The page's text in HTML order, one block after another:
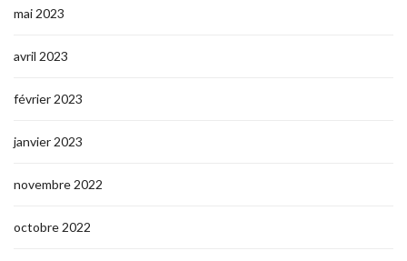
mai 2023
avril 2023
février 2023
janvier 2023
novembre 2022
octobre 2022